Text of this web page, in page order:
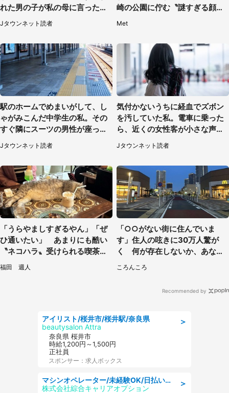
れた男の子が私の母に言ったの
は...」（千葉県・20代女性）
Jタウンネット読者
崎の公園に佇む〝謎すぎる顔〟
Met
駅のホームでめまいがして、し
ゃがみこんだ中学生の私。その
すぐ隣にスーツの男性が座って
きて（千葉県・20代女性）
Jタウンネット読者
気付かないうちに経血でズボン
を汚していた私。電車に乗った
ら、近くの女性客が小さな声で
（千葉県・10代女性）
Jタウンネット読者
「うらやましすぎるやん」「ぜ
ひ通いたい」 あまりにも酷い
〝ネコハラ〟受けられる喫茶店
に5.3万人驚がく
福田 週人
「○○がない街に住んでいま
す」住人の呟きに30万人驚が
く 何が存在しないか、あなた
ころんころ
Recommended by
＞
アイリスト/桜井市/桜井駅/奈良県
beautysalon Attra
奈良県 桜井市
時給1,200円～1,500円
正社員
スポンサー：求人ボックス
＞
マシンオペレーター/未経験OK/日払いOK/寮完備/交替制/20・30・40代活躍中
株式会社綜合キャリアオプション